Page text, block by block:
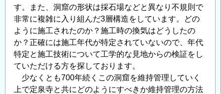
す。また、洞窟の形状は採石場などと異なり不規則で
非常に複雑に入り組んだ3層構造をしています。どの
ように施工されたのか？施工時の換気はどうしたの
か？正確には施工年代が特定されていないので、年代
特定と施工技術について工学的な見地からの検証をし
ていただける方を探しております。
少なくとも700年続くこの洞窟を維持管理していく
上で定泉寺と共にどのようにすべきか維持管理の方法